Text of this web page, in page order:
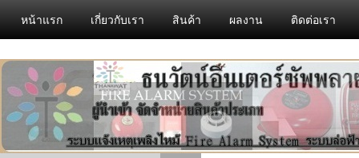
หน้าแรก เกี่ยวกับเรา สินค้า ผลงาน ติดต่อเรา